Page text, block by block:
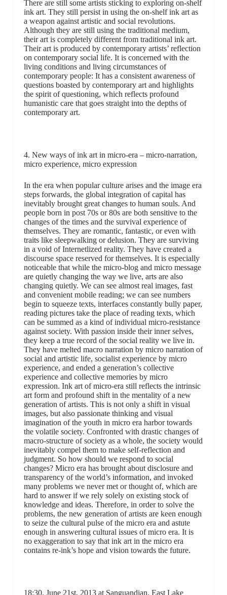
There are still some artists sticking to exploring on-shelf
ink art. They still persist in using the on-shelf ink art as
a weapon against artistic and social revolutions.
Although they are still using the traditional medium,
their art is completely different from traditional ink art.
Their art is produced by contemporary artists’ reflection
on contemporary social life. It is concerned with the
living conditions and living circumstances of
contemporary people: It has a consistent awareness of
questions boasted by contemporary art and highlights
the spirit of questioning, which reflects profound
humanistic care that goes straight into the depths of
contemporary art.
4. New ways of ink art in micro-era – micro-narration,
micro experience, micro expression
In the era when popular culture arises and the image era
steps forwards, the global integration of capital has
inevitably brought great changes to human souls. And
people born in post 70s or 80s are both sensitive to the
changes of the times and the survival experience of
themselves. They are romantic, fantastic, or even with
traits like sleepwalking or delusion. They are surviving
in a void of Internetlized reality. They have created a
discourse space reserved for themselves. It is especially
noticeable that while the micro-blog and micro message
are quietly changing the way we live, arts are also
changing quietly. We can see almost real images, fast
and convenient mobile reading; we can see numbers
begin to squeeze texts, interfaces constantly bully paper,
reading pictures take the place of reading texts, which
can be summed as a kind of individual micro-resistance
against society. With passion inside their inner selves,
they keep a true record of the social reality we live in.
They have melted macro narration by micro narration of
social and artistic life, socialist experience by micro
experience, and ended a generation’s collective
experience and collective memories by micro
expression. Ink art of micro-era still reflects the intrinsic
art form and profound shift in the mentality of a new
generation of artists. This is not only a shift in visual
images, but also passionate thinking and visual
imagination of the youth in micro era harbor towards
the volatile society. Confronted with drastic changes of
macro-structure of society as a whole, the society would
inevitably compel them to make self-reflection and
judgment. So how should we respond to social
changes? Micro era has brought about disclosure and
transparency of the world’s information, and invoked
many problems we never met or thought of, which are
hard to answer if we rely solely on existing stock of
knowledge and ideas. Therefore, in order to solve the
problems, the new generation of artists are keen enough
to seize the cultural pulse of the micro era and astute
enough in answering cultural issues of micro era. It is
no exaggeration to say that ink art in the micro era
contains re-ink’s hope and vision towards the future.
18:30, June 21st, 2013 at Sanguandian, East Lake